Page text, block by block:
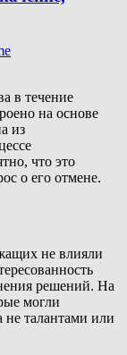
в течение
на основе
из
что это
о его отмене.
не влияли
решений. На
могли
не талантами или